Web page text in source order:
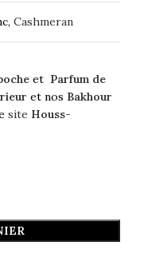
Cashmeran
et Parfum de
et nos Bakhour
site Houss-